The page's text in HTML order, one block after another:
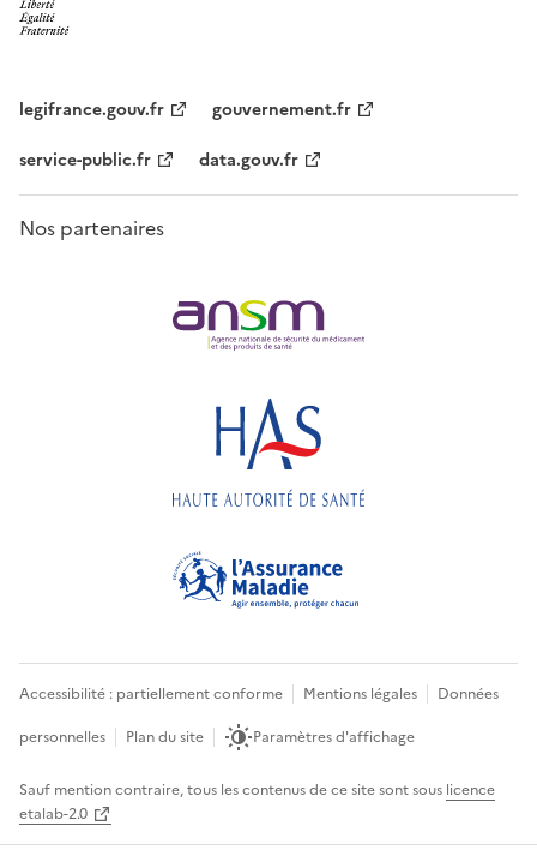
legifrance.gouv.fr
gouvernement.fr
service-public.fr
data.gouv.fr
Nos partenaires
Accessibilité : partiellement conforme Mentions légales
Données
personnelles
Plan du site Paramètres d'affichage
Sauf mention contraire, tous les contenus de ce site sont sous licence
etalab-2.0